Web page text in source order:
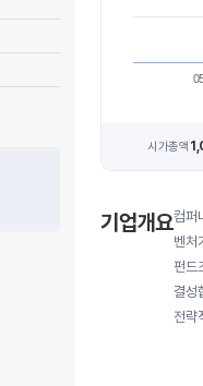
시가총액
기업개요컴퍼
벤처
펀드
결성
전략